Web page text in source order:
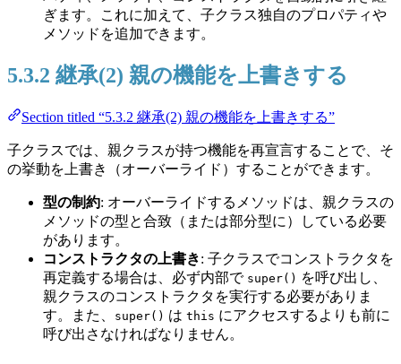
ぎます。これに加えて、子クラス独自のプロパティや
メソッドを追加できます。
5.3.2 継承(2) 親の機能を上書きする
Section titled “5.3.2 継承(2) 親の機能を上書きする”
子クラスでは、親クラスが持つ機能を再宣言することで、そ
の挙動を上書き（オーバーライド）することができます。
型の制約: オーバーライドするメソッドは、親クラスの
メソッドの型と合致（または部分型に）している必要
があります。
コンストラクタの上書き: 子クラスでコンストラクタを
再定義する場合は、必ず内部で super() を呼び出し、
親クラスのコンストラクタを実行する必要がありま
す。また、
super() は this にアクセスするよりも前に
呼び出さなければなりません。